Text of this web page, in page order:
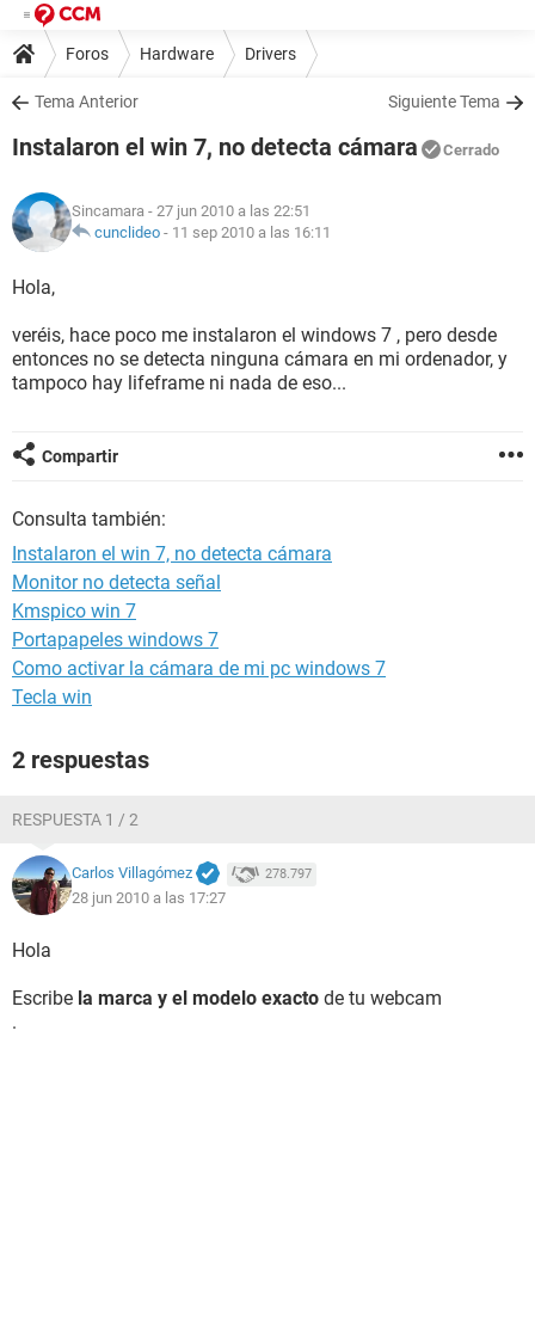
Foros Hardware Drivers
Tema Anterior Siguiente Tema
Instalaron el win 7, no detecta cámara Cerrado
Sincamara - 27 jun 2010 a las 22:51
cunclideo - 11 sep 2010 a las 16:11
Hola,
veréis, hace poco me instalaron el windows 7 , pero desde
entonces no se detecta ninguna cámara en mi ordenador, y
tampoco hay lifeframe ni nada de eso...
Compartir
Consulta también:
Instalaron el win 7, no detecta cámara
Monitor no detecta señal
Kmspico win 7
Portapapeles windows 7
Como activar la cámara de mi pc windows 7
Tecla win
2 respuestas
RESPUESTA 1 / 2
Carlos Villagómez 278.797
28 jun 2010 a las 17:27
Hola
Escribe la marca y el modelo exacto de tu webcam
.